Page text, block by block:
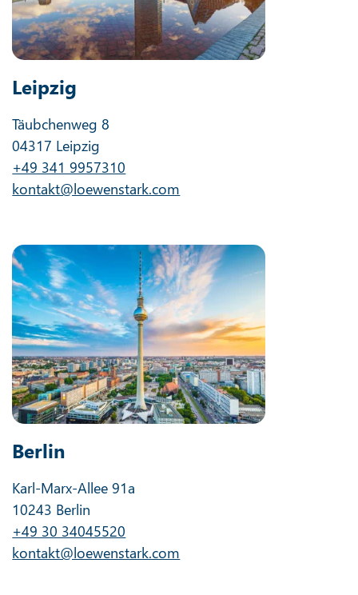
Leipzig
Täubchenweg 8
04317 Leipzig
+49 341 9957310
kontakt@loewenstark.com
Berlin
Karl-Marx-Allee 91a
10243 Berlin
+49 30 34045520
kontakt@loewenstark.com